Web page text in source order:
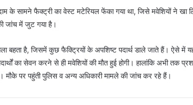
के सामने फैक्ट्री का वेस्ट मटेरियल फेंका गया था, जिसे मवेशियों ने खा
जांच में जुट गया है।
बहता है, जिसमें कुछ फैक्ट्रियों के अपशिष्ट पदार्थ डाले जाते हैं। ऐसे में
का सेवन करने से ही मवेशियों की मौत हुई होगी। हालांकि अभी तक
पर पहुंती पुलिस व अन्य अधिकारी मामले की जांच कर रहे हैं।